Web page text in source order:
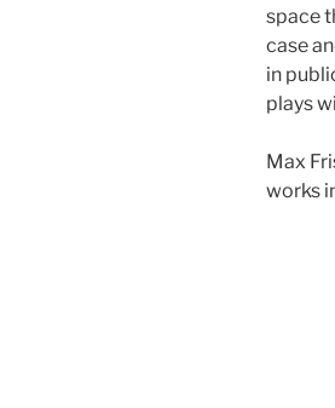
space
case
in
plays
Max
works